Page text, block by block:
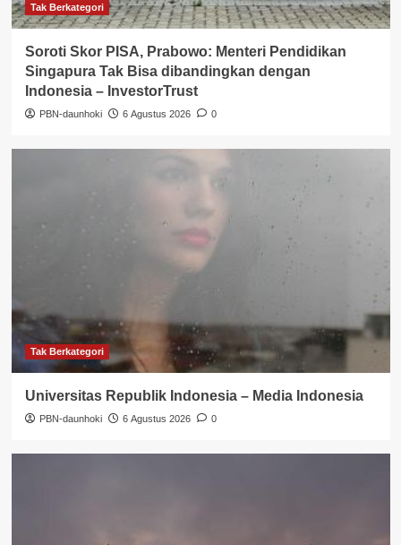
Tak Berkategori
Soroti Skor PISA, Prabowo: Menteri Pendidikan
Singapura Tak Bisa dibandingkan dengan
Indonesia – InvestorTrust
PBN-daunhoki 6 Agustus 2026 0
Tak Berkategori
Universitas Republik Indonesia – Media Indonesia
PBN-daunhoki 6 Agustus 2026 0